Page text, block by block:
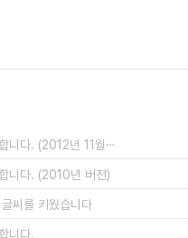
몰라도.. 강남역 근처에
.. 니다. (2012년 11월⋯
니다. (2010년 버전)
씨를 키웠습니다
니다.